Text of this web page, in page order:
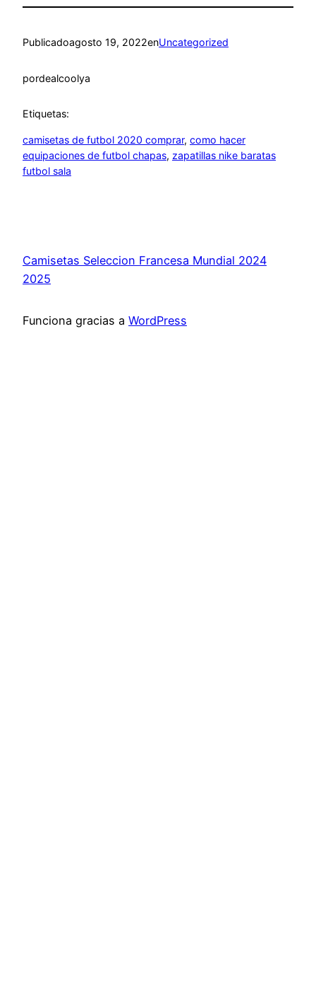
Publicadoagosto 19, 2022enUncategorized
pordealcoolya
Etiquetas:
camisetas de futbol 2020 comprar, como hacer
equipaciones de futbol chapas, zapatillas nike baratas
futbol sala
Camisetas Seleccion Francesa Mundial 2024
2025
Funciona gracias a WordPress